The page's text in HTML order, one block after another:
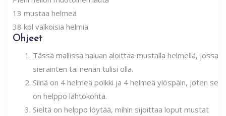
13 mustaa helmeä
38 kpl valkoisia helmiä
Ohjeet
Tässä mallissa haluan aloittaa mustalla helmellä, jossa
sierainten tai nenän tulisi olla.
Siinä on 4 helmeä poikki ja 4 helmeä ylöspäin, joten se
on helppo lähtökohta.
Sieltä on helppo löytää, mihin sijoittaa loput mustat